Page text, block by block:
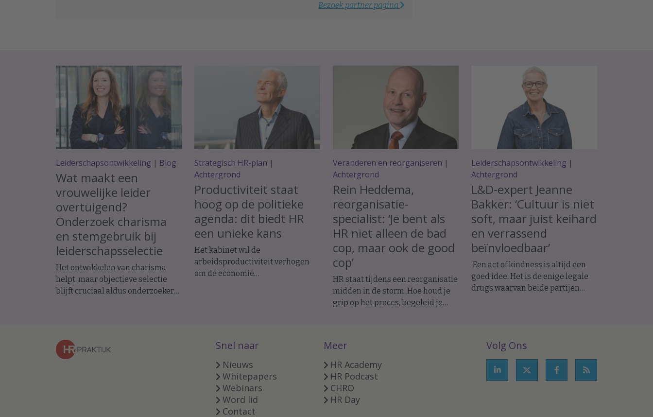
Bezoek partner pagina
Leiderschapsontwikkeling | Blog
Wat maakt een
vrouwelijke leider
overtuigend?
Onderzoek charisma
en stemgebruik bij
leiderschapsselectie
Het ontwikkelen van charisma
helpt, maar objectieve selectie
blijft cruciaal aldus onderzoeker
Strategisch HR-plan |
Achtergrond
Productiviteit staat
hoog op de politieke
agenda: dit biedt HR
een unieke kans
Het kabinet wil de
arbeidsproductiviteit verhogen
om de economie
innovatie, werkontwerp en
Veranderen en reorganiseren |
Achtergrond
Rein Heddema,
reorganisatie-
specialist: ‘Je bent als
HR niet alleen de bad
cop, maar ook de good
cop’
HR staat tijdens een reorganisatie
midden in de storm. Hoe houd je
grip op het proces, begeleid je
Rein Heddema deelt zijn
belangrijkste inzichten.
Leiderschapsontwikkeling |
Achtergrond
L&D-expert Jeanne
Bakker: ‘Cultuur is niet
soft, maar juist keihard
en verrassend
beïnvloedbaar’
‘Een act of kindness is altijd een
goed idee. Het is de enige legale
drugs waarvan beide partijen
Snel naar
Nieuws
Whitepapers
Webinars
Word lid
Contact
Meer
HR Academy
HR Podcast
CHRO
HR Day
Volg Ons